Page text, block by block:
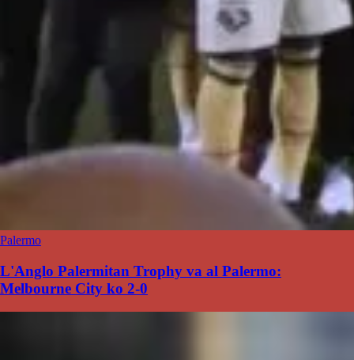
Palermo
L'Anglo Palermitan Trophy va al Palermo:
Melbourne City ko 2-0